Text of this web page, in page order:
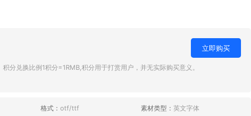
立即购买
分兑换比例1积分=1RMB,积分用于打赏用户，并无实际购买意义。
格式： otf/ttf 素材类型： 英文字体